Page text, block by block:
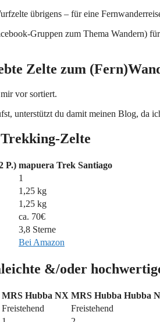
übrigens – für eine
Gruppen zum Thema Wandern)
Zelte zum
vor sortiert.
unterstützt du damit meinen Blog, da
Zelte
P.) mapuera Trek Santiago
1
1,25 kg
1,25 kg
ca. 70€
3,8 Sterne
Bei Amazon
&/oder
MRS Hubba NX MRS Hubba Hubba
Freistehend Freistehend